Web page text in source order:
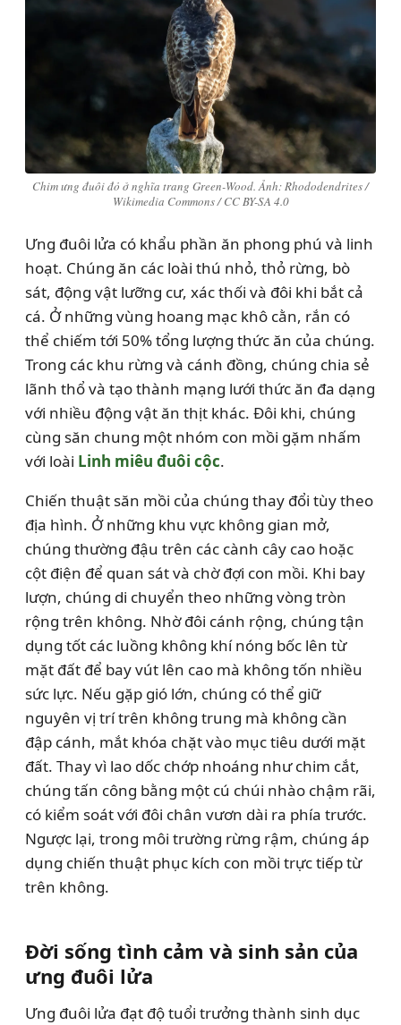
Chim ưng đuôi đỏ ở nghĩa trang Green-Wood. Ảnh: Rhododendrites /
Wikimedia Commons / CC BY-SA 4.0
Ưng đuôi lửa có khẩu phần ăn phong phú và linh
hoạt. Chúng ăn các loài thú nhỏ, thỏ rừng, bò
sát, động vật lưỡng cư, xác thối và đôi khi bắt cả
cá. Ở những vùng hoang mạc khô cằn, rắn có
thể chiếm tới 50% tổng lượng thức ăn của chúng.
Trong các khu rừng và cánh đồng, chúng chia sẻ
lãnh thổ và tạo thành mạng lưới thức ăn đa dạng
với nhiều động vật ăn thịt khác. Đôi khi, chúng
cùng săn chung một nhóm con mồi gặm nhấm
với loài Linh miêu đuôi cộc.
Chiến thuật săn mồi của chúng thay đổi tùy theo
địa hình. Ở những khu vực không gian mở,
chúng thường đậu trên các cành cây cao hoặc
cột điện để quan sát và chờ đợi con mồi. Khi bay
lượn, chúng di chuyển theo những vòng tròn
rộng trên không. Nhờ đôi cánh rộng, chúng tận
dụng tốt các luồng không khí nóng bốc lên từ
mặt đất để bay vút lên cao mà không tốn nhiều
sức lực. Nếu gặp gió lớn, chúng có thể giữ
nguyên vị trí trên không trung mà không cần
đập cánh, mắt khóa chặt vào mục tiêu dưới mặt
đất. Thay vì lao dốc chớp nhoáng như chim cắt,
chúng tấn công bằng một cú chúi nhào chậm rãi,
có kiểm soát với đôi chân vươn dài ra phía trước.
Ngược lại, trong môi trường rừng rậm, chúng áp
dụng chiến thuật phục kích con mồi trực tiếp từ
trên không.
Đời sống tình cảm và sinh sản của
ưng đuôi lửa
Ưng đuôi lửa đạt độ tuổi trưởng thành sinh dục